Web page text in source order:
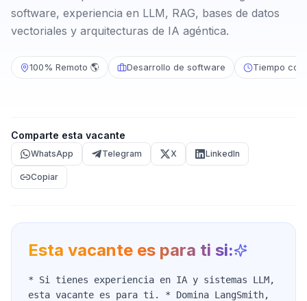
software, experiencia en LLM, RAG, bases de datos
vectoriales y arquitecturas de IA agéntica.
100% Remoto 🌎 Desarrollo de software Tiempo
Comparte esta vacante
WhatsApp Telegram X LinkedIn
Copiar
Esta vacante es para ti si:
* Si tienes experiencia en IA y sistemas LLM,
esta vacante es para ti. * Domina LangSmith,